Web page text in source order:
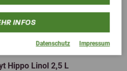
INFOS
Datenschutz Impressum
4,5 (2 Bewertungen)
Hippo Linol 2,5 L
Next